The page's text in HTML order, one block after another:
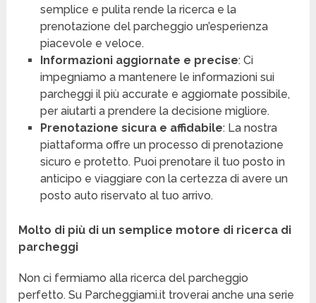
semplice e pulita rende la ricerca e la
prenotazione del parcheggio un’esperienza
piacevole e veloce.
Informazioni aggiornate e precise: Ci
impegniamo a mantenere le informazioni sui
parcheggi il più accurate e aggiornate possibile,
per aiutarti a prendere la decisione migliore.
Prenotazione sicura e affidabile: La nostra
piattaforma offre un processo di prenotazione
sicuro e protetto. Puoi prenotare il tuo posto in
anticipo e viaggiare con la certezza di avere un
posto auto riservato al tuo arrivo.
Molto di più di un semplice motore di ricerca di
parcheggi
Non ci fermiamo alla ricerca del parcheggio
perfetto. Su Parcheggiami.it troverai anche una serie